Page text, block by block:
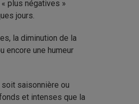
plus négatives »
jours.
la diminution de la
encore une humeur
soit saisonnière ou
et intenses que la